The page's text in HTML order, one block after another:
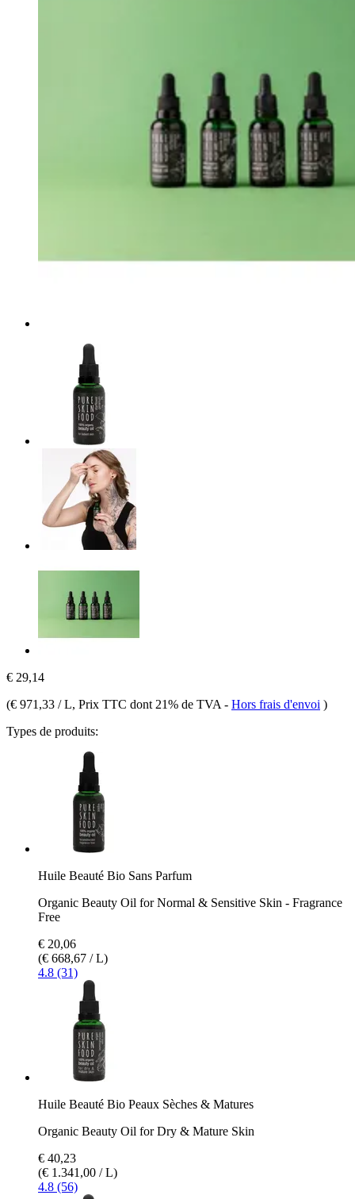
€ 29,14
(€ 971,33 / L, Prix TTC dont 21% de TVA - Hors frais d'envoi )
Types de produits:
Huile Beauté Bio Sans Parfum
Organic Beauty Oil for Normal & Sensitive Skin - Fragrance
Free
€ 20,06
(€ 668,67 / L)
4.8 (31)
Huile Beauté Bio Peaux Sèches & Matures
Organic Beauty Oil for Dry & Mature Skin
€ 40,23
(€ 1.341,00 / L)
4.8 (56)